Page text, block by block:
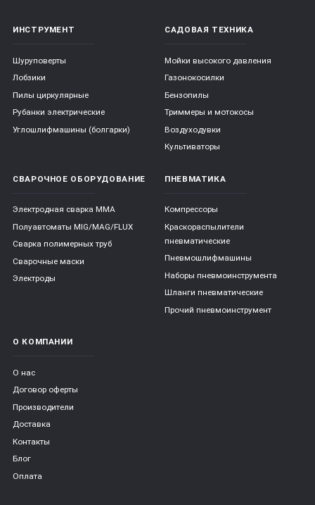
ИНСТРУМЕНТ
Шуруповерты
Лобзики
Пилы циркулярные
Рубанки электрические
Углошлифмашины (болгарки)
САДОВАЯ ТЕХНИКА
Мойки высокого давления
Газонокосилки
Бензопилы
Триммеры и мотокосы
Воздуходувки
Культиваторы
СВАРОЧНОЕ ОБОРУДОВАНИЕ
Электродная сварка ММА
Полуавтоматы MIG/MAG/FLUX
Сварка полимерных труб
Сварочные маски
Электроды
ПНЕВМАТИКА
Компрессоры
Краскораспылители
пневматические
Пневмошлифмашины
Наборы пневмоинструмента
Шланги пневматические
Прочий пневмоинструмент
О КОМПАНИИ
О нас
Договор оферты
Производители
Доставка
Контакты
Блог
Оплата